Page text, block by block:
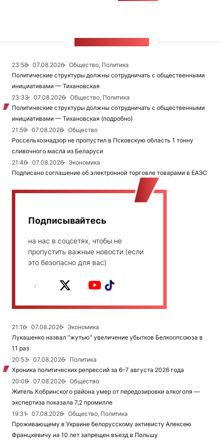
23:58 07.08.2026
Общество, Политика
Политические структуры должны сотрудничать с общественными
инициативами — Тихановская
23:33
07.08.2026
Общество, Политика
Политические структуры должны сотрудничать с общественными
инициативами — Тихановская (подробно)
21:59
07.08.2026
Общество
Россельхознадзор не пропустил в Псковскую область 1 тонну
сливочного масла из Беларуси
21:46
07.08.2026
Экономика
Подписано соглашение об электронной торговле товарами в ЕАЭС
Подписывайтесь
на нас в соцсетях, чтобы не
пропустить важные новости (если
это безопасно для вас)
21:16 07.08.2026
Экономика
Лукашенко назвал "жутью" увеличение убытков Белкоопсоюза в
11 раз
20:53
07.08.2026
Политика
Хроника политических репрессий за 6–7 августа 2026 года
20:08
07.08.2026
Общество
Житель Кобринского района умер от передозировки алкоголя —
экспертиза показала 7,2 промилле
19:31
07.08.2026
Общество, Политика
Проживающему в Украине белорусскому активисту Алексею
Францкевичу на 10 лет запрещен въезд в Польшу